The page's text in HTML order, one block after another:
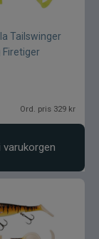
Tailswinger
Ord. pris 329 kr
varukorgen